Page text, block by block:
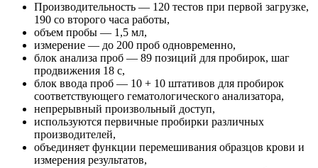
Производительность — 120 тестов при первой загрузке,
190 со второго часа работы,
объем пробы — 1,5 мл,
измерение — до 200 проб одновременно,
блок анализа проб — 89 позиций для пробирок, шаг
продвижения 18 с,
блок ввода проб — 10 + 10 штативов для пробирок
соответствующего гематологического анализатора,
непрерывный произвольный доступ,
используются первичные пробирки различных
производителей,
объединяет функции перемешивания образцов крови и
измерения результатов,